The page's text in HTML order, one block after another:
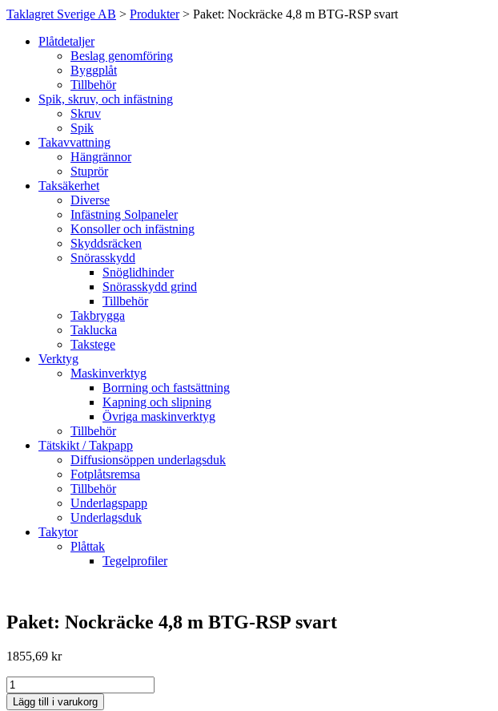
Taklagret Sverige AB > Produkter> Paket: Nockräcke 4,8 m BTG-RSP svart
Plåtdetaljer
Beslag genomföring
Byggplåt
Tillbehör
Spik, skruv, och infästning
Skruv
Spik
Takavvattning
Hängrännor
Stuprör
Taksäkerhet
Diverse
Infästning Solpaneler
Konsoller och infästning
Skyddsräcken
Snörasskydd
Snöglidhinder
Snörasskydd grind
Tillbehör
Takbrygga
Taklucka
Takstege
Verktyg
Maskinverktyg
Borrning och fastsättning
Kapning och slipning
Övriga maskinverktyg
Tillbehör
Tätskikt / Takpapp
Diffusionsöppen underlagsduk
Fotplåtsremsa
Tillbehör
Underlagspapp
Underlagsduk
Takytor
Plåttak
Tegelprofiler
Paket: Nockräcke 4,8 m BTG-RSP svart
1855,69 kr
Paket:
Nockräcke
Lägg till i varukorg